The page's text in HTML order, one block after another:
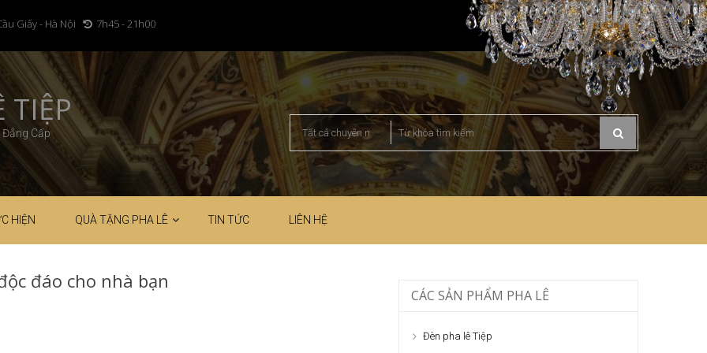
Giấy - Hà Nội 7h45 - 21h00
TIỆP
Cấp
HIỆN QUÀ TẶNG PHA LÊ TIN TỨC LIÊN HỆ
đáo cho nhà bạn
CÁC SẢN PHẨM PHA LÊ
Đèn pha lê Tiệp